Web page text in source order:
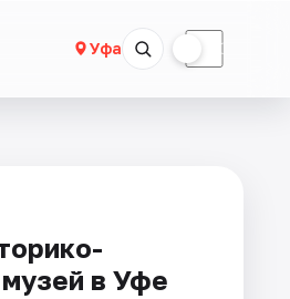
Уфа ☾
в Уфе